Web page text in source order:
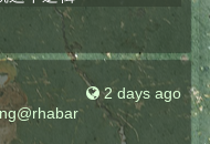
2 days ago